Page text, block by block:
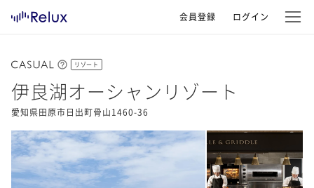
会員登録 ログイン
リゾート
伊良湖オーシャンリゾート
愛知県田原市日出町骨山1460-36